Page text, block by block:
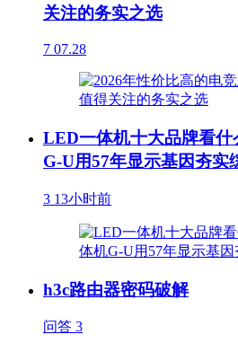
关注的务实之选
7 07.28
LED一体机十大品牌看
G-U用57年显示基因夯实
3 13小时前
h3c路由器密码破解
问答 3